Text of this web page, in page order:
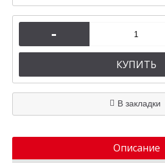
-
КУПИТЬ
В закладки
Описание